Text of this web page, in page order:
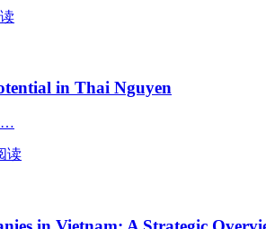
in Thai Nguyen
读